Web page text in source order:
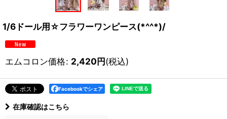
1/6ドール用☆フラワーワンピース(*^^*)/
エムコロン価格: 2,420円(税込)
Facebookでシェア
在庫確認はこちら